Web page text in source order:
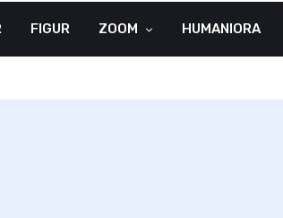
FIGUR ZOOM HUMANIORA